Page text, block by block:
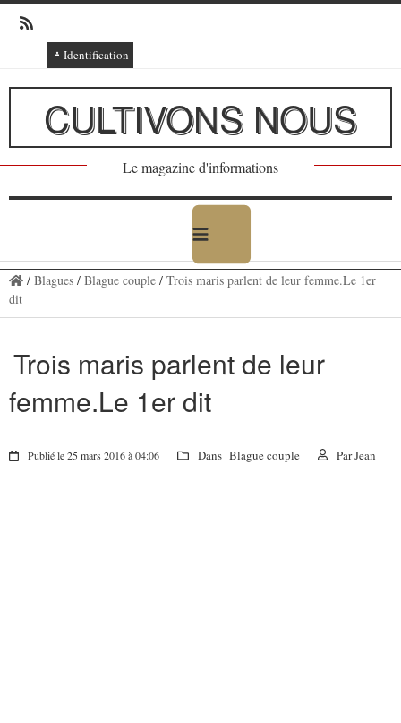
Identification
Connexion
Connexion via Facebook
Inscription
Ajout texte ou poème
CULTIVONS NOUS
Le magazine d'informations
/ Blagues/ Blague couple/ Trois maris parlent de leur femme.Le 1er
dit
Trois maris parlent de leur
femme.Le 1er dit
Publié le 25 mars 2016 à 04:06 Dans Blague couple ParJean